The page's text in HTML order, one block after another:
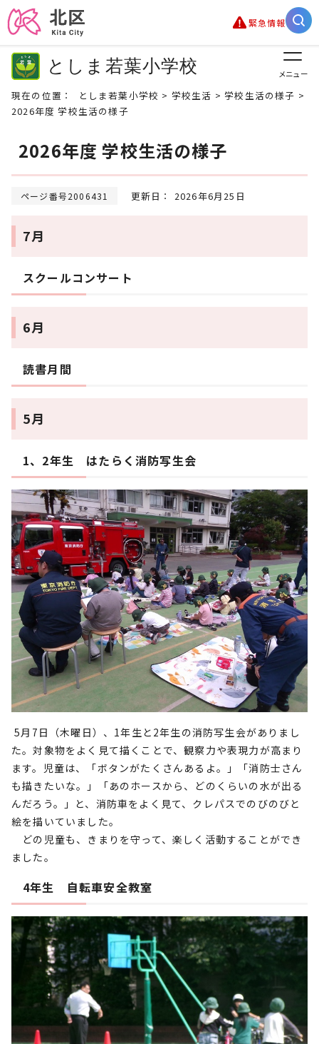
緊急情報
としま若葉小学校 メニュー
現在の位置： としま若葉小学校 > 学校生活 > 学校生活の様子 >
2026年度 学校生活の様子
2026年度 学校生活の様子
ページ番号2006431 更新日： 2026年6月25日
7月
スクールコンサート
6月
読書月間
5月
1、2年生 はたらく消防写生会
5月7日（木曜日）、1年生と2年生の消防写生会がありまし
た。対象物をよく見て描くことで、観察力や表現力が高まり
ます。児童は、「ボタンがたくさんあるよ。」「消防士さん
も描きたいな。」「あのホースから、どのくらいの水が出る
んだろう。」と、消防車をよく見て、クレパスでのびのびと
絵を描いていました。
どの児童も、きまりを守って、楽しく活動することができ
ました。
4年生 自転車安全教室